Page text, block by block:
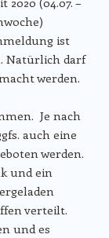
ist
Natürlich darf
werden.
Je nach
auch eine
werden.
und ein
verteilt.
und es